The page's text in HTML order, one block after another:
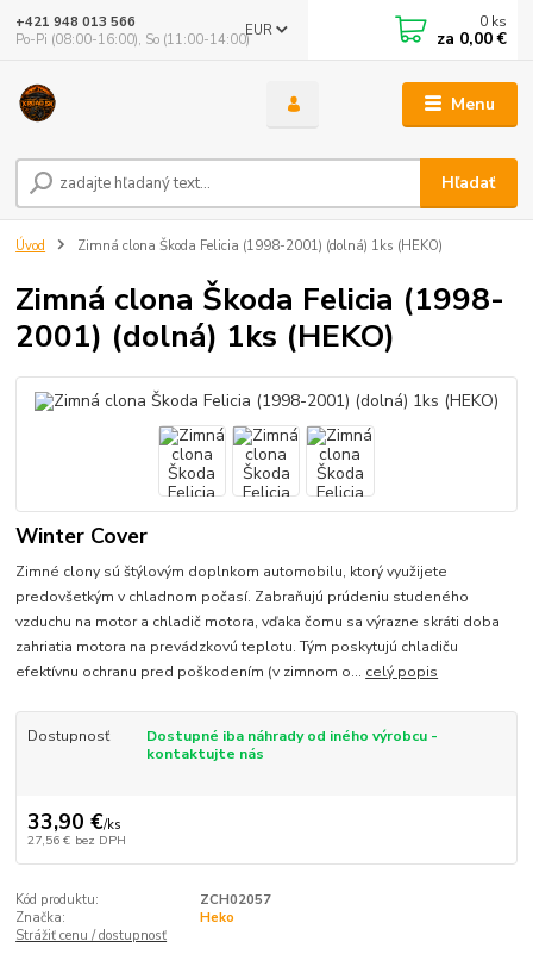
Menu
EUR
Hľadať
+421 948 013 566
Po-Pi (08:00-16:00), So (11:00-14:00)
0 ks
za 0,00 €
Úvod Zimná clona Škoda Felicia (1998-2001) (dolná) 1ks (HEKO)
Zimná clona Škoda Felicia (1998-
2001) (dolná) 1ks (HEKO)
Winter Cover
Zimné clony sú štýlovým doplnkom automobilu, ktorý využijete
predovšetkým v chladnom počasí. Zabraňujú prúdeniu studeného
vzduchu na motor a chladič motora, vďaka čomu sa výrazne skráti doba
zahriatia motora na prevádzkovú teplotu. Tým poskytujú chladiču
efektívnu ochranu pred poškodením (v zimnom o... celý popis
Dostupnosť
Dostupné iba náhrady od iného výrobcu -
kontaktujte nás
33,90 €/ks
27,56 € bez DPH
Kód produktu:
ZCH02057
Značka:
Heko
Strážiť cenu / dostupnosť